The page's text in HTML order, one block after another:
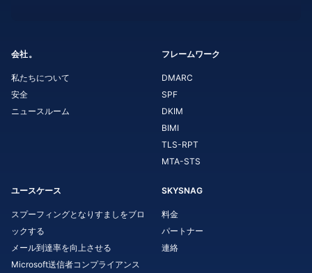
会社。
私たちについて
安全
ニュースルーム
フレームワーク
DMARC
SPF
DKIM
BIMI
TLS-RPT
MTA-STS
ユースケース
スプーフィングとなりすましをブロ
ックする
メール到達率を向上させる
Microsoft送信者コンプライアンス
SKYSNAG
料金
パートナー
連絡